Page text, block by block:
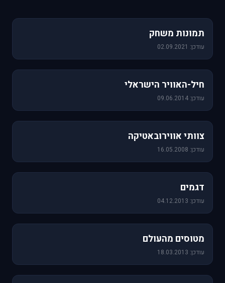
תמונות משחק
עודכן: 02.09.2021
חיל-האוויר הישראלי
עודכן: 09.06.2014
צוותי אווירובאטיקה
עודכן: 16.05.2008
דגמים
עודכן: 04.12.2013
מטוסים מהעולם
עודכן: 18.03.2013